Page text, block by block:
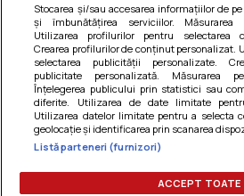
Termeni si conditii |
confidentialitate|
Stocarea și/sau accesarea informațiilor de
și îmbunătățirea serviciilor. Măsurarea
Utilizarea profilurilor pentru selectarea
Crearea profilurilor de conținut personalizat.
selectarea publicității personalizate.
publicitate personalizată. Măsurarea
Înțelegerea publicului prin statistici sau
diferite. Utilizarea de date limitate
Utilizarea datelor limitate pentru a selecta
geolocație și identificarea prin scanarea
Listă parteneri (furnizori)
ACCEPT TOATE